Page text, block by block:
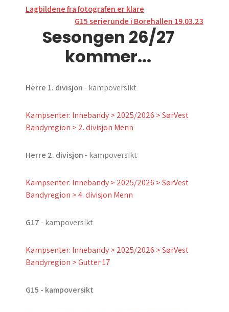
Innleggsnavigasjon
Lagbildene fra fotografen er klare
G15 serierunde i Borehallen 19.03.23
Sesongen 26/27
kommer...
Herre 1. divisjon- kampoversikt
Kampsenter: Innebandy > 2025/2026 > SørVest
Bandyregion > 2. divisjon Menn
Herre 2. divisjon- kampoversikt
Kampsenter: Innebandy > 2025/2026 > SørVest
Bandyregion > 4. divisjon Menn
G17- kampoversikt
Kampsenter: Innebandy > 2025/2026 > SørVest
Bandyregion > Gutter 17
G15 - kampoversikt